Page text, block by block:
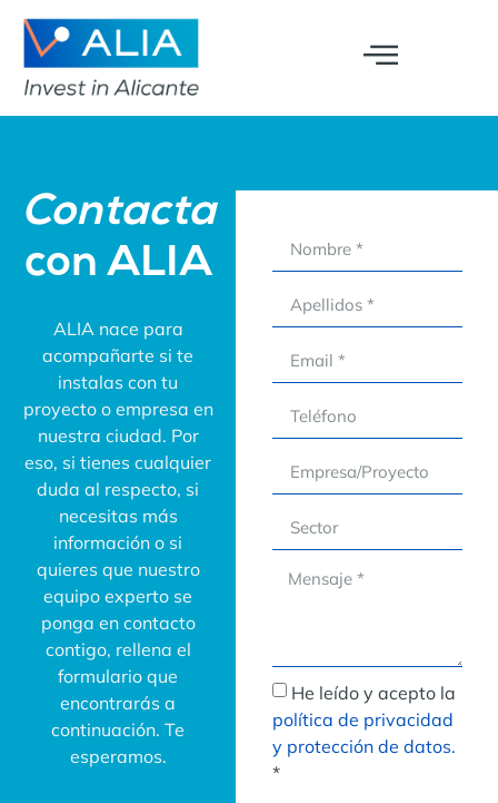
Contacta
con ALIA
ALIA nace para
acompañarte si te
instalas con tu
proyecto o empresa en
nuestra ciudad. Por
eso, si tienes cualquier
duda al respecto, si
necesitas más
información o si
quieres que nuestro
equipo experto se
ponga en contacto
contigo, rellena el
formulario que
encontrarás a
continuación. Te
esperamos.
He leído y acepto la
política de privacidad
y protección de datos.
*